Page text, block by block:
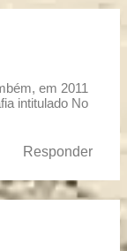
em 2011
intitulado No
Responder